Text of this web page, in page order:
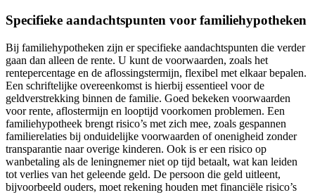
Specifieke aandachtspunten voor familiehypotheken
Bij familiehypotheken zijn er specifieke aandachtspunten die verder
gaan dan alleen de rente. U kunt de voorwaarden, zoals het
rentepercentage en de aflossingstermijn, flexibel met elkaar bepalen.
Een schriftelijke overeenkomst is hierbij essentieel voor de
geldverstrekking binnen de familie. Goed bekeken voorwaarden
voor rente, aflostermijn en looptijd voorkomen problemen. Een
familiehypotheek brengt risico’s met zich mee, zoals gespannen
familierelaties bij onduidelijke voorwaarden of onenigheid zonder
transparantie naar overige kinderen. Ook is er een risico op
wanbetaling als de leningnemer niet op tijd betaalt, wat kan leiden
tot verlies van het geleende geld. De persoon die geld uitleent,
bijvoorbeeld ouders, moet rekening houden met financiële risico’s